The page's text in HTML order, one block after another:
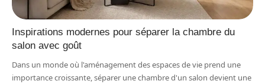
Inspirations modernes pour séparer la chambre du
salon avec goût
Dans un monde où l'aménagement des espaces de vie prend une
importance croissante, séparer une chambre d'un salon devient une